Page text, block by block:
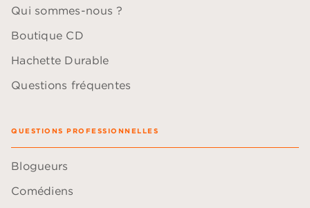
Qui sommes-nous ?
Boutique CD
Hachette Durable
Questions fréquentes
QUESTIONS PROFESSIONNELLES
Blogueurs
Comédiens